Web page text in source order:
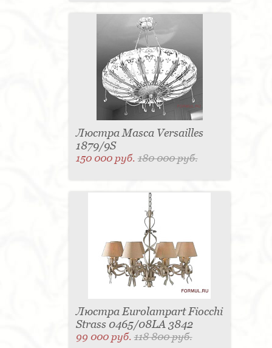
Люстра Masca Versailles
1879/9S
150 000 руб.180 000 руб.
Люстра Eurolampart Fiocchi
Strass 0465/08LA 3842
99 000 руб.118 800 руб.